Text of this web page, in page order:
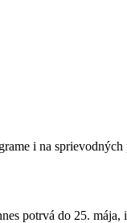
i na
potrvá do 25.